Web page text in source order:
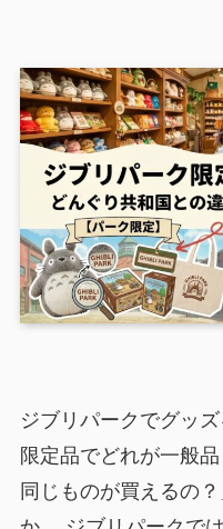
ジブリパークでグッ
限定品でどれが一般
同じものが買えるの